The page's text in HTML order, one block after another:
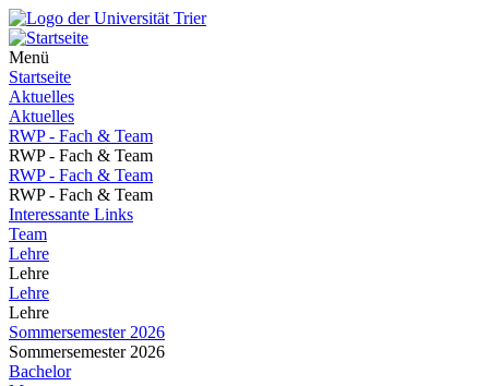
Menü
Startseite
Aktuelles
Aktuelles
RWP - Fach & Team
RWP - Fach & Team
RWP - Fach & Team
RWP - Fach & Team
Interessante Links
Team
Lehre
Lehre
Lehre
Lehre
Sommersemester 2026
Sommersemester 2026
Bachelor